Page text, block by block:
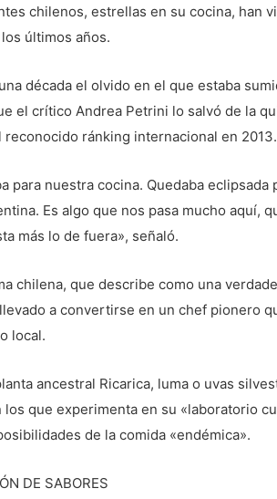
chilenos, estrellas en su cocina, han
últimos años.
década el olvido en el que estaba
el crítico Andrea Petrini lo salvó de la
ránking internacional en 2013.
para nuestra cocina. Quedaba eclipsada
Es algo que nos pasa mucho aquí,
más lo de fuera», señaló.
chilena, que describe como una
a convertirse en un chef pionero
local.
ancestral Ricarica, luma o uvas
que experimenta en su «laboratorio
de la comida «endémica».
DE SABORES